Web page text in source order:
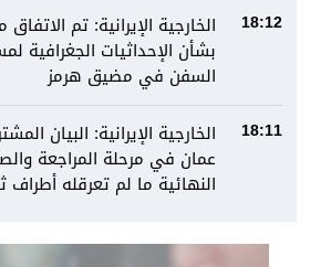
18:12
الخارجية الإيرانية: تم
بشأن الإحداثيات الجغرافية
السفن في مضيق هرمز
18:11
الخارجية الإيرانية: البيان
عمان في مرحلة المراجعة
النهائية ما لم تعرقله أطراف